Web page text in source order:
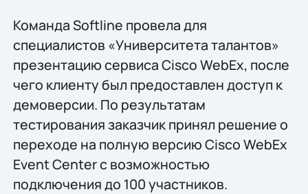
Команда Softline провела для
специалистов «Университета талантов»
презентацию сервиса Cisco WebEx, после
чего клиенту был предоставлен доступ к
демоверсии. По результатам
тестирования заказчик принял решение о
переходе на полную версию Cisco WebEx
Event Center с возможностью
подключения до 100 участников.